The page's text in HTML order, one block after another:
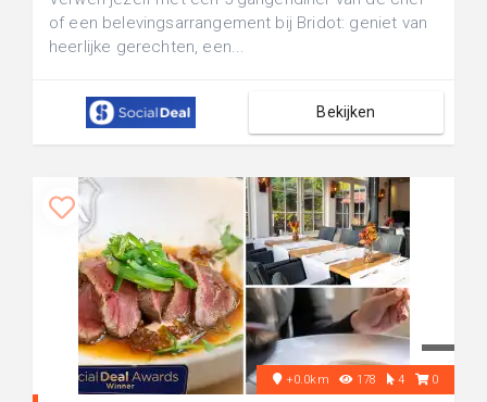
of een belevingsarrangement bij Bridot: geniet van
heerlijke gerechten, een...
Bekijken
+0.0km 178 4 0